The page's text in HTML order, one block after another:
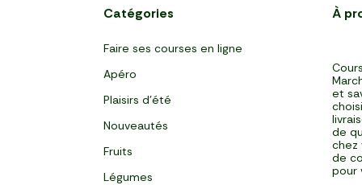
Catégories
Faire ses courses en ligne
Apéro
Plaisirs d'été
Nouveautés
Fruits
Légumes
À
et
de
chez
de
pour